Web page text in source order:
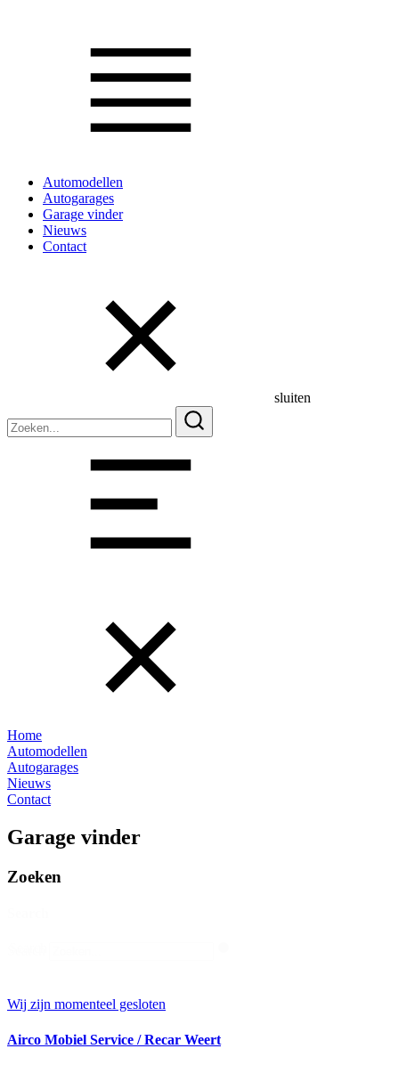
Automodellen
Autogarages
Garage vinder
Nieuws
Contact
sluiten
naar:
Home
Automodellen
Autogarages
Nieuws
Contact
Garage vinder
Zoeken
Wij zijn momenteel gesloten
Airco Mobiel Service / Recar Weert